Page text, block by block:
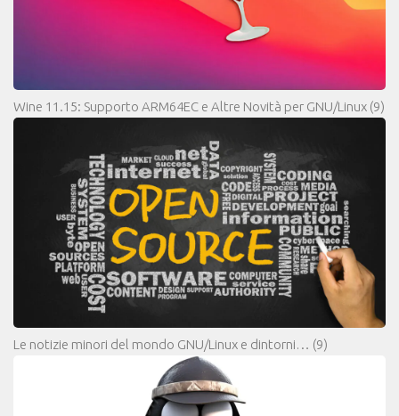
Wine 11.15: Supporto ARM64EC e Altre Novità per GNU/Linux (9)
Le notizie minori del mondo GNU/Linux e dintorni… (9)